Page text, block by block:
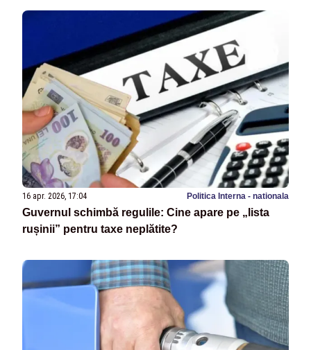
16 apr. 2026, 17:04 Politica Interna - nationala
Guvernul schimbă regulile: Cine apare pe „lista
rușinii” pentru taxe neplătite?